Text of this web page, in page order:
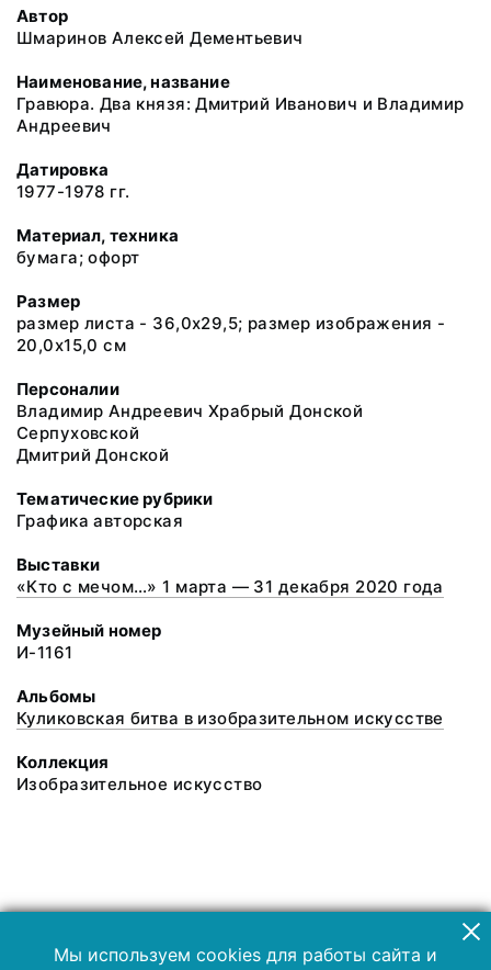
Автор
Шмаринов Алексей Дементьевич
Наименование, название
Гравюра. Два князя: Дмитрий Иванович и Владимир
Андреевич
Датировка
1977-1978 гг.
Материал, техника
бумага; офорт
Размер
размер листа - 36,0х29,5; размер изображения -
20,0х15,0 см
Персоналии
Владимир Андреевич Храбрый Донской
Серпуховской
Дмитрий Донской
Тематические рубрики
Графика авторская
Выставки
«Кто с мечом…» 1 марта — 31 декабря 2020 года
Музейный номер
И-1161
Альбомы
Куликовская битва в изобразительном искусстве
Коллекция
Изобразительное искусство
Мы используем cookies для работы сайта и